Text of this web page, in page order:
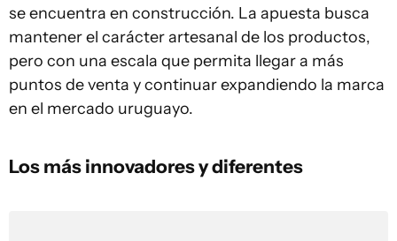
se encuentra en construcción. La apuesta busca
mantener el carácter artesanal de los productos,
pero con una escala que permita llegar a más
puntos de venta y continuar expandiendo la marca
en el mercado uruguayo.
Los más innovadores y diferentes